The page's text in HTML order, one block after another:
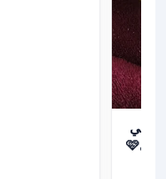
بأسعار مناسبة للكل والطعمم خيال🩷